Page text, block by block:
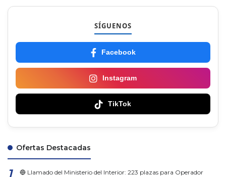
SÍGUENOS
Facebook
Instagram
TikTok
Ofertas Destacadas
🔵 Llamado del Ministerio del Interior: 223 plazas para Operador